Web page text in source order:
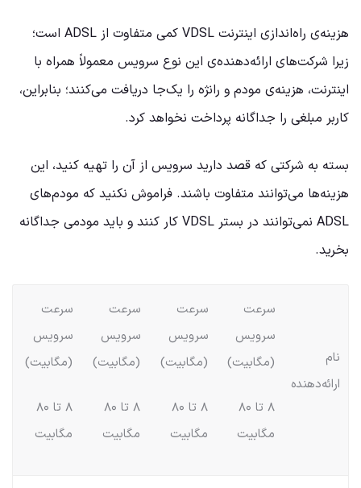
هزینه‌ی راه‌اندازی اینترنت VDSL کمی متفاوت از ADSL است؛
زیرا شرکت‌های ارائه‌دهنده‌ی این نوع سرویس معمولاً همراه‌ با
اینترنت، هزینه‌ی مودم و رانژه را یک‌جا دریافت می‌کنند؛ بنابراین،
کاربر مبلغی را جداگانه پرداخت نخواهد کرد.
بسته‌ به شرکتی که قصد دارید سرویس از آن را تهیه کنید، این
هزینه‌ها می‌توانند متفاوت باشند. فراموش نکنید که مودم‌های
ADSL نمی‌توانند در بستر VDSL کار کنند و باید مودمی جداگانه
بخرید.
نام
ارائه‌دهنده
سرعت
سرویس
(مگابیت)
۸ تا ۸۰
مگابیت
سرعت
سرویس
(مگابیت)
۸ تا ۸۰
مگابیت
سرعت
سرویس
(مگابیت)
۸ تا ۸۰
مگابیت
سرعت
سرویس
(مگابیت)
۸ تا ۸۰
مگابیت